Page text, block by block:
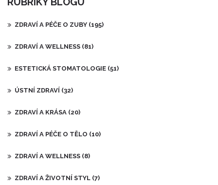
ZDRAVÍ A PÉČE O ZUBY (195)
ZDRAVÍ A WELLNESS (81)
ESTETICKÁ STOMATOLOGIE (51)
ÚSTNÍ ZDRAVÍ (32)
ZDRAVÍ A KRÁSA (20)
ZDRAVÍ A PÉČE O TĚLO (10)
ZDRAVÍ A WELLNESS (8)
ZDRAVÍ A ŽIVOTNÍ STYL (7)